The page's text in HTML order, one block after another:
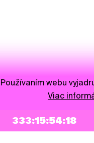
333:15:54:18
Používaním webu
Viac